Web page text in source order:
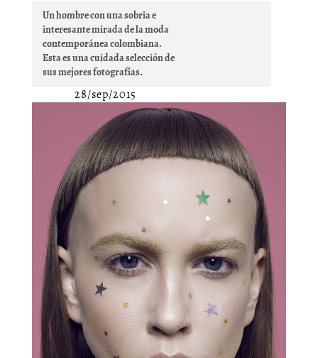
Un hombre con una sobria e
interesante mirada de la moda
contemporánea colombiana.
Esta es una cuidada selección de
sus mejores fotografías.
28/sep/2015